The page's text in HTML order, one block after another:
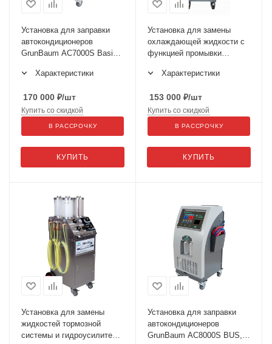
Установка для заправки
автокондиционеров
GrunBaum AC7000S Basic,
Характеристики
170 000 ₽/шт
КУПИТЬ
Купить со скидкой
В РАССРОЧКУ
Установка для замены
охлаждающей жидкости с
функцией промывки
Характеристики
153 000 ₽/шт
КУПИТЬ
Купить со скидкой
В РАССРОЧКУ
Установка для замены
жидкостей тормозной
системы и гидроусилителя
Установка для заправки
автокондиционеров
GrunBaum AC8000S BUS,